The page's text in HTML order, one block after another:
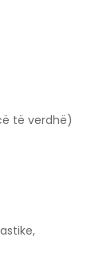
të verdhë)